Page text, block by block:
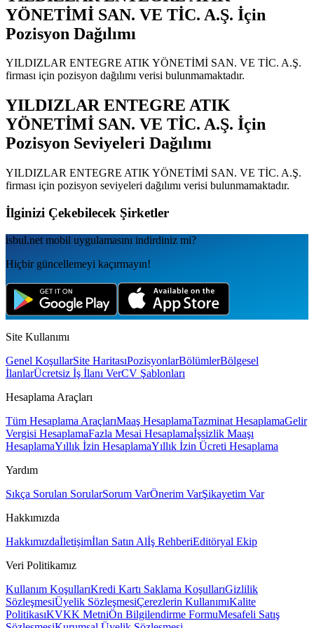
YÖNETİMİ SAN. VE TİC. A.Ş. İçin
Pozisyon Dağılımı
YILDIZLAR ENTEGRE ATIK YÖNETİMİ SAN. VE TİC. A.Ş.
firması için pozisyon dağılımı verisi bulunmamaktadır.
YILDIZLAR ENTEGRE ATIK
YÖNETİMİ SAN. VE TİC. A.Ş. İçin
Pozisyon Seviyeleri Dağılımı
YILDIZLAR ENTEGRE ATIK YÖNETİMİ SAN. VE TİC. A.Ş.
firması için pozisyon seviyeleri dağılımı verisi bulunmamaktadır.
İlginizi Çekebilecek Şirketler
isbul.net mobil uygulamаsını indirdiniz mi?
Hiçbir güncellemeyi kaçırmayın!
Site Kullanımı
Genel KoşullarSite HaritasıPozisyonlarBölümlerBölgesel
İlanlarÜcretsiz İş İlanı VerCV Şablonları
Hesaplama Araçları
Tüm Hesaplama AraçlarıMaaş HesaplamaTazminat HesaplamaGelir
Vergisi HesaplamaFazla Mesai Hesaplamaİşsizlik Maaşı
HesaplamaYıllık İzin HesaplamaYıllık İzin Ücreti Hesaplama
Yardım
Sıkça Sorulan SorularSorum VarÖnerim VarŞikayetim Var
Hakkımızda
Hakkımızdaİletişimİlan Satın Alİş RehberiEditöryal Ekip
Veri Politikamız
Kullanım KoşullarıKredi Kartı Saklama KoşullarıGizlilik
SözleşmesiÜyelik SözleşmesiÇerezlerin KullanımıKalite
PolitikasıKVKK MetniÖn Bilgilendirme FormuMesafeli Satış